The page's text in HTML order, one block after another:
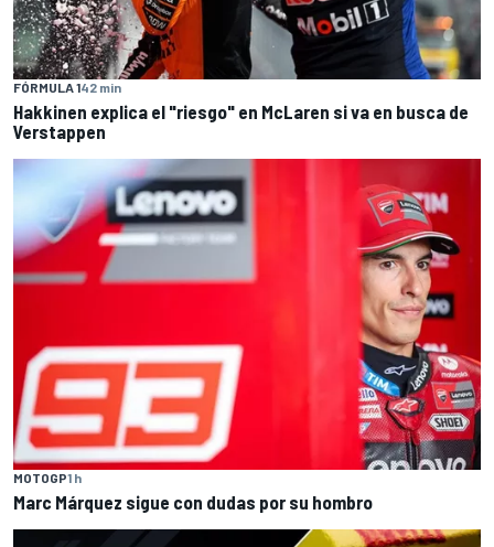
FÓRMULA 142 min
Hakkinen explica el "riesgo" en McLaren si va en busca de
Verstappen
MOTOGP1 h
Marc Márquez sigue con dudas por su hombro